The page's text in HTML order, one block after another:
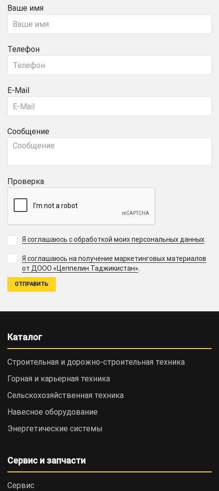
Ваше имя
Телефон
E-Mail
Сообщение
Проверка
Я соглашаюсь с обработкой моих персональных данных
Я соглашаюсь на получение маркетинговых материалов
от ДООО «Цеппелин Таджикистан».
Каталог
Строительная и дорожно-cтроительная техника
Горная и карьерная техника
Сельскохозяйственная техника
Навесное оборудование
Энергетические системы
Сервис и запчасти
Сервис